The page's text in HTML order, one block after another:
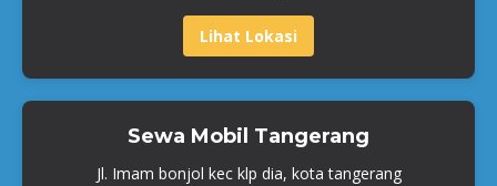
Lihat Lokasi
Sewa Mobil Tangerang
Jl. Imam bonjol kec klp dia, kota tangerang